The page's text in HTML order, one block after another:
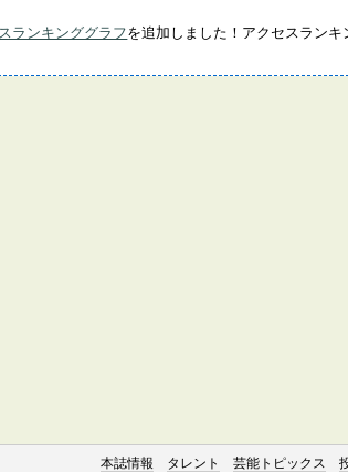
ランキンググラフを追加しました！アクセスラン
本誌情報 タレント 芸能トピックス